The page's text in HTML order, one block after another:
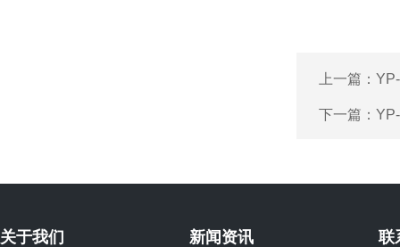
上一篇：
下一篇：
关于我们 新闻资讯 联